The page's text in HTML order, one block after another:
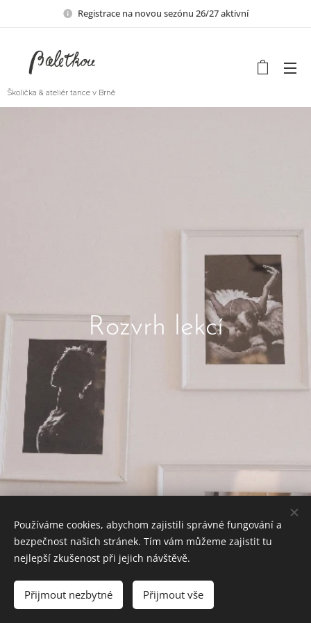
Registrace na novou sezónu 26/27 aktivní
Školička & ateliér tance v Brně
Rozvrh lekcí
na piruety vyhrazena.
Powered by
Webnode Cookies
Používáme cookies, abychom zajistili správné fungování a
bezpečnost našich stránek. Tím vám můžeme zajistit tu
nejlepší zkušenost při jejich návštěvě.
Přijmout nezbytné Přijmout vše